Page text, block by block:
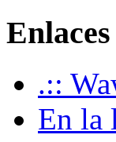
Enlaces
.::
En la